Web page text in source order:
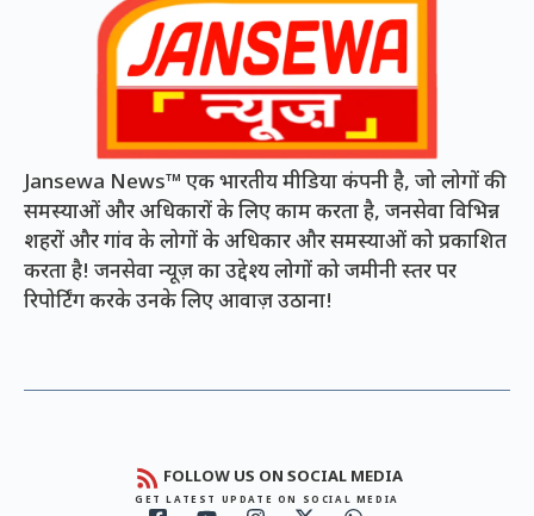
Jansewa News™ एक भारतीय मीडिया कंपनी है, जो लोगों की
समस्याओं और अधिकारों के लिए काम करता है, जनसेवा विभिन्न
शहरों और गांव के लोगों के अधिकार और समस्याओं को प्रकाशित
करता है! जनसेवा न्यूज़ का उद्देश्य लोगों को जमीनी स्तर पर
रिपोर्टिंग करके उनके लिए आवाज़ उठाना!
FOLLOW US ON SOCIAL MEDIA
GET LATEST UPDATE ON SOCIAL MEDIA